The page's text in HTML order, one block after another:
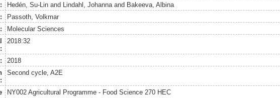
Hedén, Su-Linand Lindahl, Johannaand Bakeeva, Albina
Passoth, Volkmar
Molecular Sciences
2018:32
2018
Second cycle, A2E
NY002 Agricultural Programme - Food Science 270 HEC